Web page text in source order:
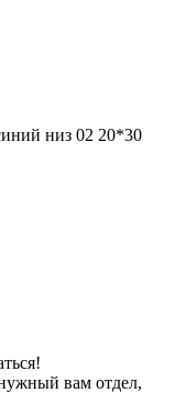
низ 02 20*30
вам отдел,